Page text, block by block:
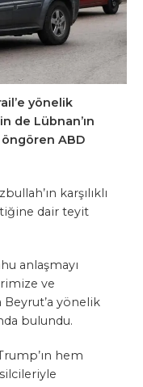
yönelik
de Lübnan’ın
öngören ABD
karşılıklı
dair teyit
anlaşmayı
ve
Beyrut’a yönelik
bulundu.
hem